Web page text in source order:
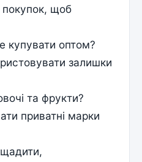
покупок, щоб
купувати оптом?
залишки
та фрукти?
приватні марки